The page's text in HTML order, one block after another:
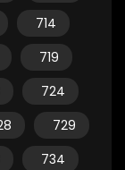
714
719
724
729
734